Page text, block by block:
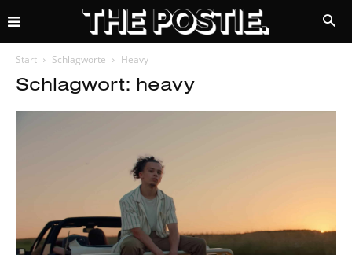
Start Schlagworte Heavy
Schlagwort: heavy